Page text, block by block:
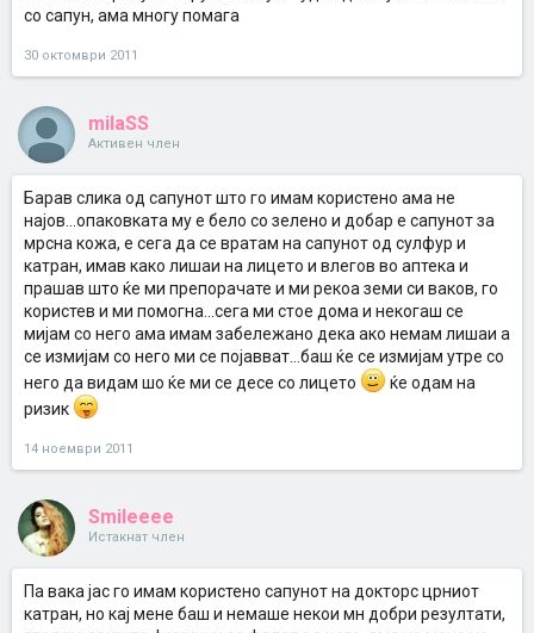
со сапун, ама многу помага
30 октомври 2011
milaSS
Активен член
Барав слика од сапунот што го имам користено ама не
најов...опаковката му е бело со зелено и добар е сапунот за
мрсна кожа, е сега да се вратам на сапунот од сулфур и
катран, имав како лишаи на лицето и влегов во аптека и
прашав што ќе ми препорачате и ми рекоа земи си ваков, го
користев и ми помогна...сега ми стое дома и некогаш се
мијам со него ама имам забележано дека ако немам лишаи а
се измијам со него ми се појавват...баш ќе се измијам утре со
него да видам шо ќе ми се десе со лицето
ќе одам на
ризик
14 ноември 2011
Smileeee
Истакнат член
Па вака јас го имам користено сапунот на докторс црниот
катран, но кај мене баш и немаше некои мн добри резултати,